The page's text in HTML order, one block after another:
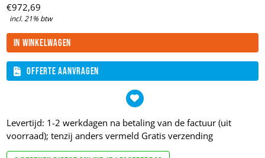
€972,69
incl. 21% btw
In winkelwagen
Offerte aanvragen
Levertijd: 1-2 werkdagen na betaling van de factuur (uit
voorraad); tenzij anders vermeld Gratis verzending